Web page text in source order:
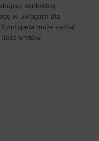
konkretną
w uwagach dla
może zostać
ilość brytów.